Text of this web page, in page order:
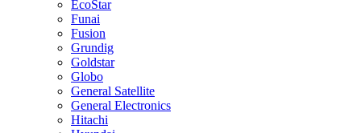
EcoStar
Funai
Fusion
Grundig
Goldstar
Globo
General Satellite
General Electronics
Hitachi